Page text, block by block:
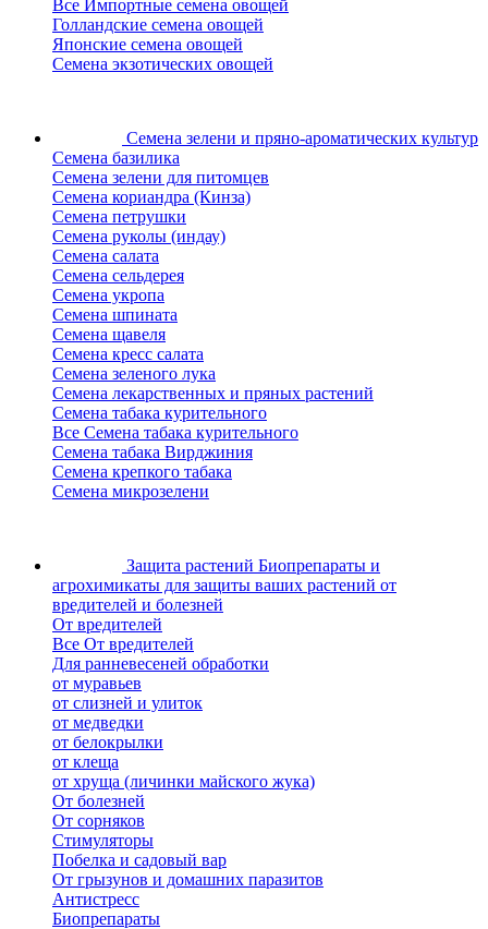
Все Импортные семена овощей
Голландские семена овощей
Японские семена овощей
Семена экзотических овощей
Семена зелени и пряно-ароматических культур
Семена базилика
Семена зелени для питомцев
Семена кориандра (Кинза)
Семена петрушки
Семена руколы (индау)
Семена салата
Семена сельдерея
Семена укропа
Семена шпината
Семена щавеля
Семена кресс салата
Семена зеленого лука
Семена лекарственных и пряных растений
Семена табака курительного
Все Семена табака курительного
Семена табака Вирджиния
Семена крепкого табака
Семена микрозелени
Защита растений Биопрепараты и
агрохимикаты для защиты ваших растений от
вредителей и болезней
От вредителей
Все От вредителей
Для ранневесеней обработки
от муравьев
от слизней и улиток
от медведки
от белокрылки
от клеща
от хруща (личинки майского жука)
От болезней
От сорняков
Стимуляторы
Побелка и садовый вар
От грызунов и домашних паразитов
Антистресс
Биопрепараты